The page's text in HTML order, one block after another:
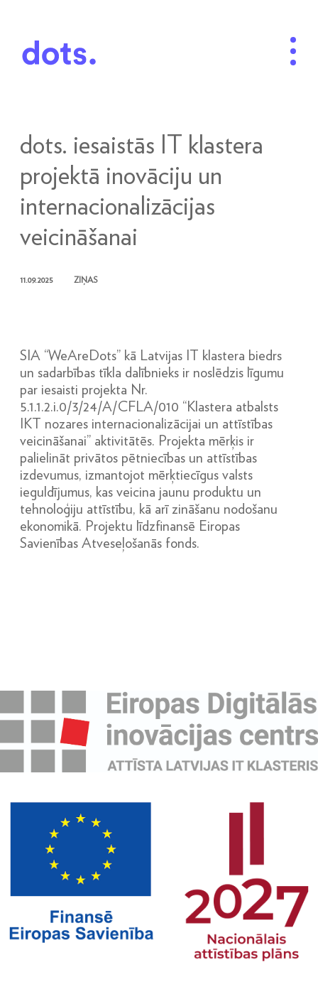
dots. iesaistās IT klastera
projektā inovāciju un
internacionalizācijas
veicināšanai
11.09.2025 ZIŅAS
SIA “WeAreDots” kā Latvijas IT klastera biedrs
un sadarbības tīkla dalībnieks ir noslēdzis līgumu
par iesaisti projekta Nr.
5.1.1.2.i.0/3/24/A/CFLA/010 “Klastera atbalsts
IKT nozares internacionalizācijai un attīstības
veicināšanai” aktivitātēs. Projekta mērķis ir
palielināt privātos pētniecības un attīstības
izdevumus, izmantojot mērķtiecīgus valsts
ieguldījumus, kas veicina jaunu produktu un
tehnoloģiju attīstību, kā arī zināšanu nodošanu
ekonomikā. Projektu līdzfinansē Eiropas
Savienības Atveseļošanās fonds.